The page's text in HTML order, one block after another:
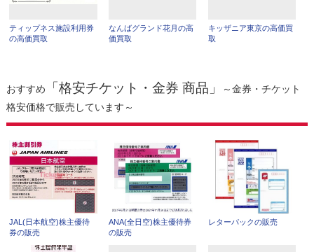
ティップネス施設利用券
の高価買取
なんばグランド花月の高
価買取
キッザニア東京の高価買
取
おすすめ 「格安チケット・金券 商品」
～金券・チケット
格安価格で販売しています～
JAL(日本航空)株主優待
券の販売
ANA(全日空)株主優待券
の販売
レターパックの販売